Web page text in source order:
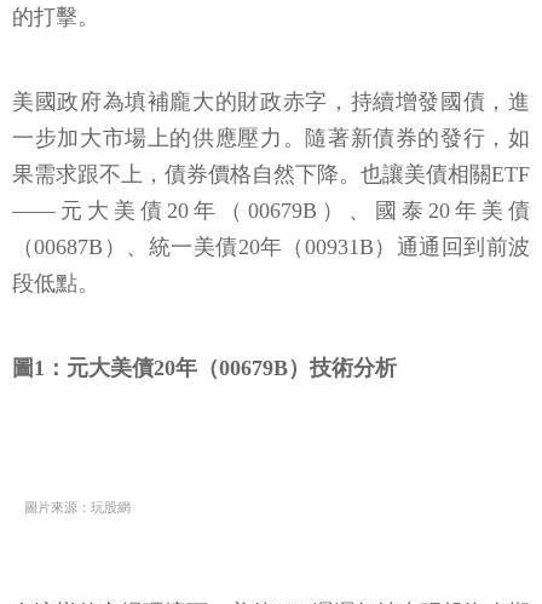
的打擊。
美國政府為填補龐大的財政赤字，持續增發國債，進
一步加大市場上的供應壓力。隨著新債券的發行，如
果需求跟不上，債券價格自然下降。也讓美債相關ETF
——元大美債20年（00679B）、國泰20年美債
（00687B）、統一美債20年（00931B）通通回到前波
段低點。
圖1：元大美債20年（00679B）技術分析
圖片來源：玩股網